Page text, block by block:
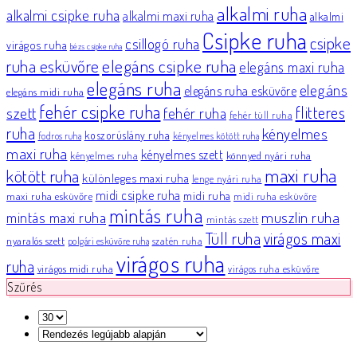
alkalmi csipke ruha alkalmi maxi ruha alkalmi ruha alkalmi
virágos ruha bézs csipke ruha csillogó ruha Csipke ruhacsipke
ruha esküvőreelegáns csipke ruha elegáns maxi ruha
elegáns midi ruha elegáns ruha elegáns ruha esküvőre elegáns
szett fehér csipke ruha fehér ruha fehér tüll ruha flitteres
ruha fodros ruha koszorúslány ruha kényelmes kötött ruha kényelmes
maxi ruha kényelmes ruha kényelmes szett könnyed nyári ruha
kötött ruha különleges maxi ruha lenge nyári ruha maxi ruha
maxi ruha esküvőre midi csipke ruha midi ruha midi ruha esküvőre
mintás maxi ruha mintás ruha mintás szett muszlin ruha
nyaralós szett polgári esküvőre ruha szatén ruha Tüll ruhavirágos maxi
ruha virágos midi ruha virágos ruha virágos ruha esküvőre
Szűrés